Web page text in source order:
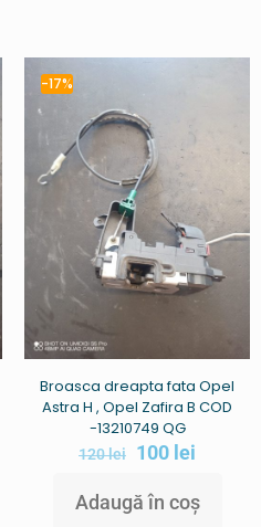
-17%
Broasca dreapta fata Opel
Astra H , Opel Zafira B COD
-13210749 QG
120lei 100 lei
Adaugă în coș